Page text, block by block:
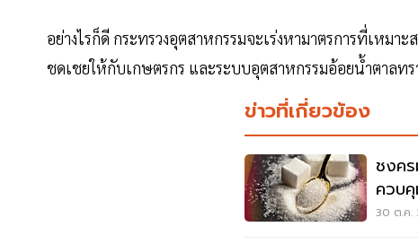
อย่างไรก็ดี กระทรวงอุตสาหกรรมจะเร่งหามาตรการที่เหม
ชดเชยให้กับเกษตรกร และระบบอุตสาหกรรมอ้อยน้ำตาลทร
ข่าวที่เกี่ยวข้อง
ชงคร
ควบ
30 ต.ค.